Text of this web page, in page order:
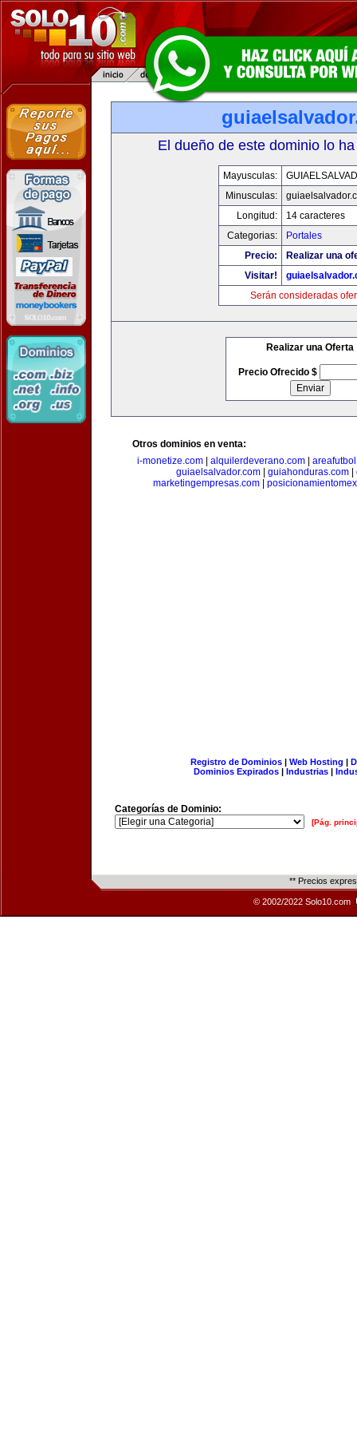
El dueño de este dominio lo
Mayusculas:
Minusculas:
Longitud:
14 caracteres
Categorias:
Portales
Precio:
Realizar una
Visitar!
Serán consideradas
Realizar una Oferta
Precio Ofrecido $
Otros dominios en venta:
i-monetize.com
alquilerdeverano.com
guiaelsalvador.com| guiahonduras.com|
marketingempresas.com
Registro de Dominios| Web Hosting |
Dominios Expirados | Industrias |
Categorías de Dominio:
[Pág.
** Precios
© 2002/2022 Solo10.com